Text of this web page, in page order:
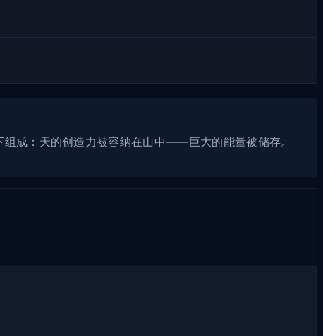
成：天的创造力被容纳在山中——巨大的能量被储存。